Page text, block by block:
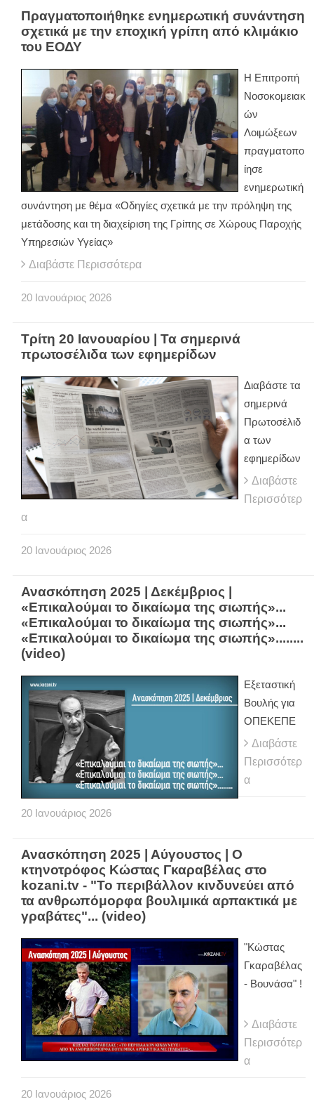
Πραγματοποιήθηκε ενημερωτική συνάντηση
σχετικά με την εποχική γρίπη από κλιμάκιο
του ΕΟΔΥ
Η Επιτροπή
Νοσοκομειακ
ών
Λοιμώξεων
πραγματοπο
ίησε
ενημερωτική
συνάντηση με θέμα «Οδηγίες σχετικά με την πρόληψη της
μετάδοσης και τη διαχείριση της Γρίπης σε Χώρους Παροχής
Υπηρεσιών Υγείας»
Διαβάστε Περισσότερα
20 Ιανουάριος 2026
Τρίτη 20 Ιανουαρίου | Τα σημερινά
πρωτοσέλιδα των εφημερίδων
Διαβάστε τα
σημερινά
Πρωτοσέλιδ
α των
εφημερίδων
Διαβάστε
Περισσότερ
α
20 Ιανουάριος 2026
Ανασκόπηση 2025 | Δεκέμβριος |
«Επικαλούμαι το δικαίωμα της σιωπής»...
«Επικαλούμαι το δικαίωμα της σιωπής»...
«Επικαλούμαι το δικαίωμα της σιωπής»........
(video)
Εξεταστική
Βουλής για
ΟΠΕΚΕΠΕ
Διαβάστε
Περισσότερ
α
20 Ιανουάριος 2026
Ανασκόπηση 2025 | Αύγουστος | Ο
κτηνοτρόφος Κώστας Γκαραβέλας στο
kozani.tv - "Το περιβάλλον κινδυνεύει από
τα ανθρωπόμορφα βουλιμικά αρπακτικά με
γραβάτες"... (video)
"Κώστας
Γκαραβέλας
- Βουνάσα" !
Διαβάστε
Περισσότερ
α
20 Ιανουάριος 2026